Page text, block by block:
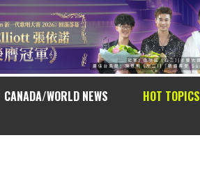
CANADA/WORLD NEWS HOT TOPICS